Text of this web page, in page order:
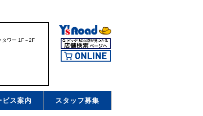
タワー 1F～2F
ビス案内 スタッフ募集